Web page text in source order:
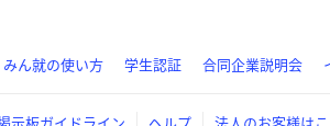
みん就の使い方 学生認証 合同企業説明会